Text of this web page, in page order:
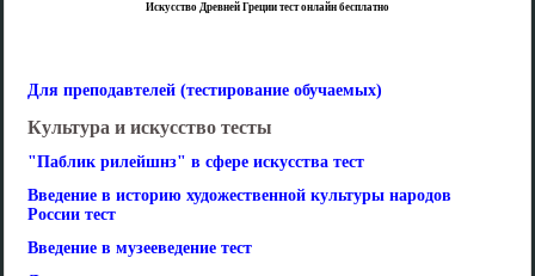
Искусство Древней Греции тест онлайн бесплатно
Для преподавтелей (тестирование обучаемых)
Культура и искусство тесты
"Паблик рилейшнз" в сфере искусства тест
Введение в историю художественной культуры народов
России тест
Введение в музееведение тест